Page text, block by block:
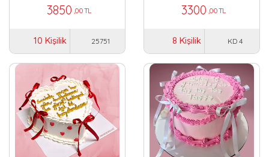
3850 ,00 TL
10 Kişilik 25751
3300 ,00 TL
8 Kişilik KD 4